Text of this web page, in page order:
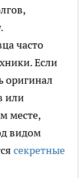
часто
Если
оригинал
или
месте,
видом
секретные